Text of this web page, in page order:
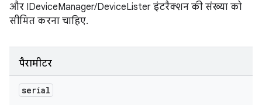
और IDeviceManager/DeviceLister इंटरैक्शन की संख्या को
सीमित करना चाहिए.
पैरामीटर
serial